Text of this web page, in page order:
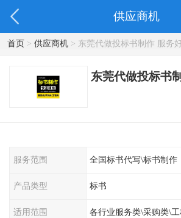
供应商机
首页> 供应商机> 东莞代做投标书制作 服务
东莞代做投标书
服务范围 全国标书代写\标书制作
产品类型 标书
适用范围 各行业服务类\采购类\